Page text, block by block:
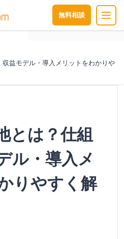
無料相談
益モデル・導入メリットをわかりや
とは？仕組
ル・導入メ
りやすく解